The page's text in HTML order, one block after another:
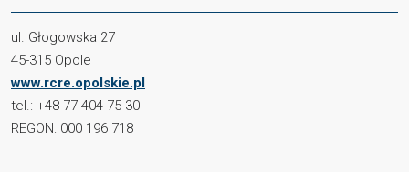
ul. Głogowska 27
45-315 Opole
www.rcre.opolskie.pl
tel.: +48 77 404 75 30
REGON: 000 196 718